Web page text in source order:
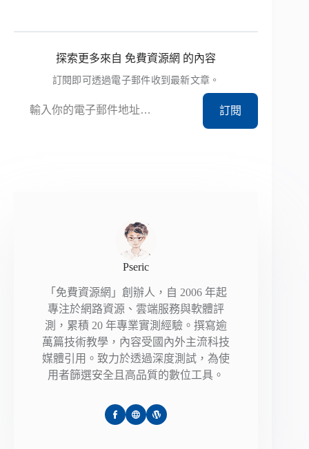
探索更多來自 免費資源網 的內容
訂閱即可透過電子郵件收到最新文章。
訂閱
Pseric
「免費資源網」創辦人，自 2006 年起
專注於網路資源、雲端服務與軟體評
測，累積 20 年專業實測經驗。撰寫逾
萬篇技術教學，內容受國內外主流科技
媒體引用。致力於透過深度測試，為使
用者篩選安全且高品質的數位工具。